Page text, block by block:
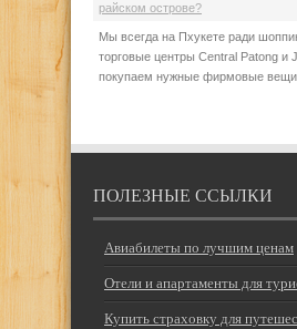
райском острове?
Мы всегда на Пхукете ради
торговые центры Central Patong и
покупаем нужные фирмовые вещи,
ПОЛЕЗНЫЕ ССЫЛКИ
Авиабилеты по лучшим ценам
Отели и апартаменты для
Купить страховку для